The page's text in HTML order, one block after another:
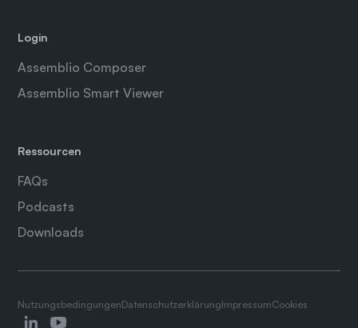
Login
Assemblio Composer
Assemblio Smart Viewer
Ressourcen
FAQs
Podcasts
Downloads
NutzungsbedingungenDatenschutzerklärungImpressumCookies